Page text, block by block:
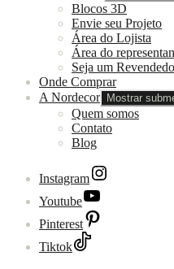
Blocos 3D
Envie seu Projeto
Área do Lojista
Área do
Seja um
Onde Comprar
A Nordecor
Mostrar
Quem somos
Contato
Blog
Instagram
Youtube
Pinterest
Tiktok